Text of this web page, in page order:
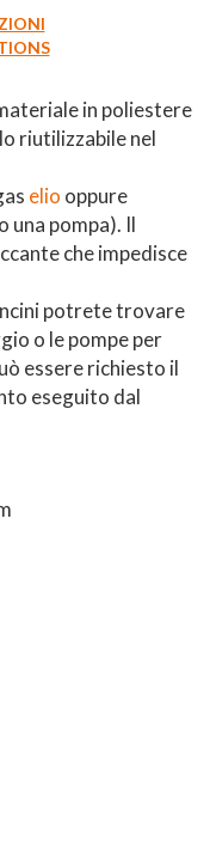
in poliestere
riutilizzabile nel
elio oppure
una pompa). Il
che impedisce
potrete trovare
o le pompe per
essere richiesto il
eseguito dal